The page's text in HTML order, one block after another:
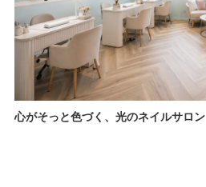
心がそっと色づく、光のネイルサロン